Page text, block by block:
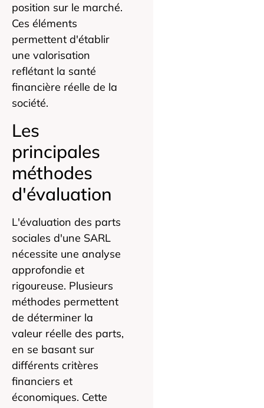
position sur le marché.
Ces éléments
permettent d'établir
une valorisation
reflétant la santé
financière réelle de la
société.
Les
principales
méthodes
d'évaluation
L'évaluation des parts
sociales d'une SARL
nécessite une analyse
approfondie et
rigoureuse. Plusieurs
méthodes permettent
de déterminer la
valeur réelle des parts,
en se basant sur
différents critères
financiers et
économiques. Cette